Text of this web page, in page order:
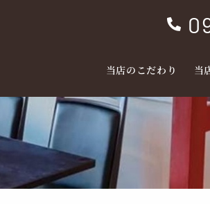

当店のこだわり 当